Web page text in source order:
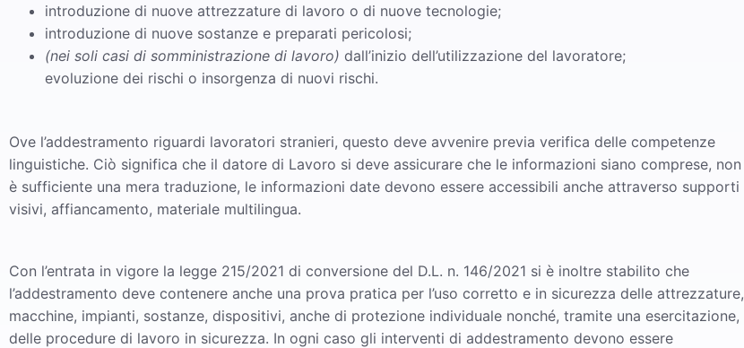
introduzione di nuove attrezzature di lavoro o di nuove tecnologie;
introduzione di nuove sostanze e preparati pericolosi;
(nei soli casi di somministrazione di lavoro) dall’inizio dell’utilizzazione del lavoratore;
evoluzione dei rischi o insorgenza di nuovi rischi.
Ove l’addestramento riguardi lavoratori stranieri, questo deve avvenire previa verifica delle competenze
linguistiche. Ciò significa che il datore di Lavoro si deve assicurare che le informazioni siano comprese, non
è sufficiente una mera traduzione, le informazioni date devono essere accessibili anche attraverso supporti
visivi, affiancamento, materiale multilingua.
Con l’entrata in vigore la legge 215/2021 di conversione del D.L. n. 146/2021 si è inoltre stabilito che
l’addestramento deve contenere anche una prova pratica per l’uso corretto e in sicurezza delle attrezzature,
macchine, impianti, sostanze, dispositivi, anche di protezione individuale nonché, tramite una esercitazione,
delle procedure di lavoro in sicurezza. In ogni caso gli interventi di addestramento devono essere